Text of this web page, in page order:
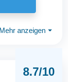
Mehr anzeigen ⏷
8.7/10